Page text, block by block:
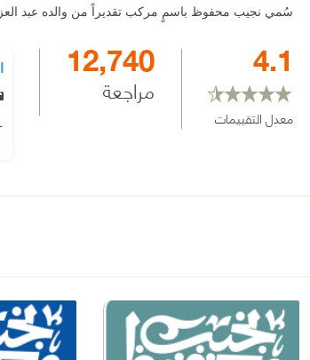
سُمي نجيب محفوظ باسمٍ مركب تقديراً من والده عبد
4.1
معدل التقييمات
12,740
مراجعة